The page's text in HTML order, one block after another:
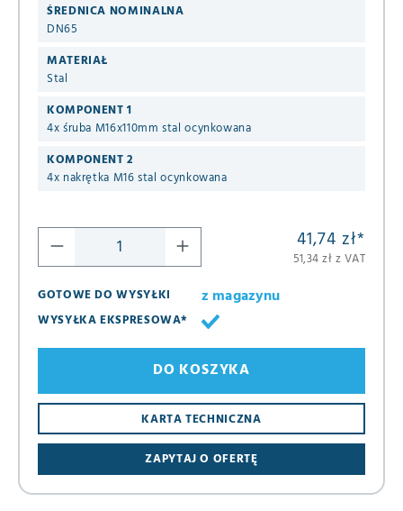
ŚREDNICA NOMINALNA
DN65
MATERIAŁ
Stal
KOMPONENT 1
4x śruba M16x110mm stal ocynkowana
KOMPONENT 2
4x nakrętka M16 stal ocynkowana
41,74 zł*
51,34 zł z VAT
GOTOWE DO WYSYŁKI
z magazynu
WYSYŁKA EKSPRESOWA*
ZAPYTAJ O OFERTĘ
KARTA TECHNICZNA
DO KOSZYKA